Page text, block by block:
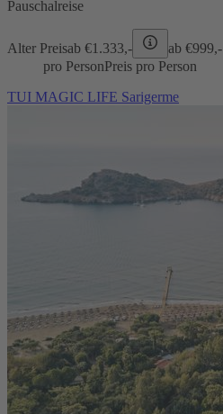
Pauschalreise
Alter Preisab €1.333,- ab €999,-
pro PersonPreis pro Person
TUI MAGIC LIFE Sarigerme